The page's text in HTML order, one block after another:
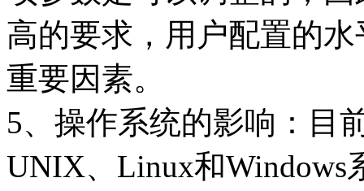
高的要求，用户配置的
重要因素。
5、操作系统的影响：目
UNIX、Linux和Windows